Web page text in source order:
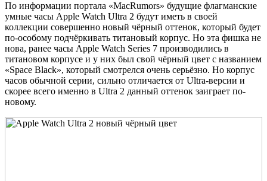
По информации портала «MacRumors» будущие флагманские
умные часы Apple Watch Ultra 2 будут иметь в своей
коллекции совершенно новый чёрный оттенок, который будет
по-особому подчёркивать титановый корпус. Но эта фишка не
нова, ранее часы Apple Watch Series 7 производились в
титановом корпусе и у них был свой чёрный цвет с названием
«Space Black», который смотрелся очень серьёзно. Но корпус
часов обычной серии, сильно отличается от Ultra-версии и
скорее всего именно в Ultra 2 данный оттенок заиграет по-
новому.